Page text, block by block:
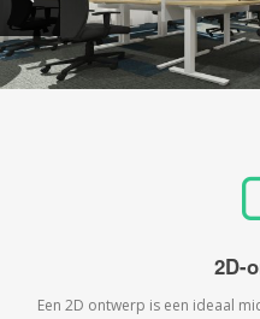
2D-
Een 2D ontwerp is een ideaal